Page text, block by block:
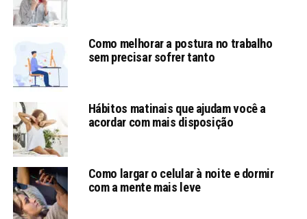
Como melhorar a postura no trabalho
sem precisar sofrer tanto
Hábitos matinais que ajudam você a
acordar com mais disposição
Como largar o celular à noite e dormir
com a mente mais leve